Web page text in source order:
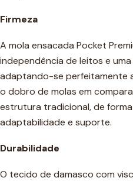
Firmeza
A mola ensacada Pocket
independência de leitos e
adaptando-se perfeitamente
o dobro de molas em
estrutura tradicional, de
adaptabilidade e suporte.
Durabilidade
O tecido de damasco com